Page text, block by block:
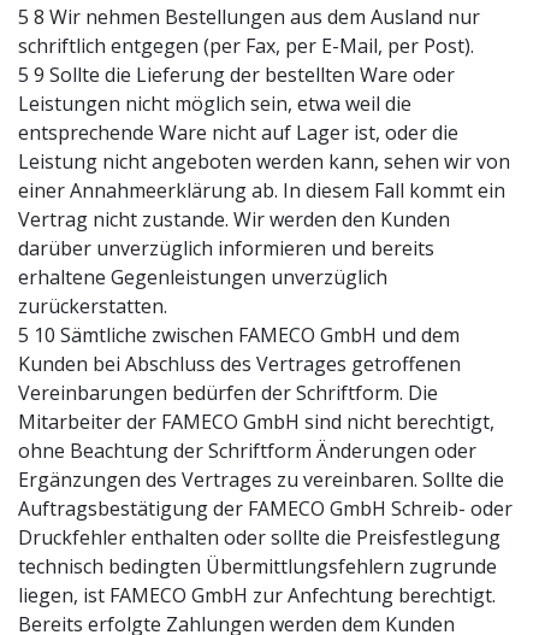
5 8 Wir nehmen Bestellungen aus dem Ausland nur
schriftlich entgegen (per Fax, per E-Mail, per Post).
5 9 Sollte die Lieferung der bestellten Ware oder
Leistungen nicht möglich sein, etwa weil die
entsprechende Ware nicht auf Lager ist, oder die
Leistung nicht angeboten werden kann, sehen wir von
einer Annahmeerklärung ab. In diesem Fall kommt ein
Vertrag nicht zustande. Wir werden den Kunden
darüber unverzüglich informieren und bereits
erhaltene Gegenleistungen unverzüglich
zurückerstatten.
5 10 Sämtliche zwischen FAMECO GmbH und dem
Kunden bei Abschluss des Vertrages getroffenen
Vereinbarungen bedürfen der Schriftform. Die
Mitarbeiter der FAMECO GmbH sind nicht berechtigt,
ohne Beachtung der Schriftform Änderungen oder
Ergänzungen des Vertrages zu vereinbaren. Sollte die
Auftragsbestätigung der FAMECO GmbH Schreib- oder
Druckfehler enthalten oder sollte die Preisfestlegung
technisch bedingten Übermittlungsfehlern zugrunde
liegen, ist FAMECO GmbH zur Anfechtung berechtigt.
Bereits erfolgte Zahlungen werden dem Kunden